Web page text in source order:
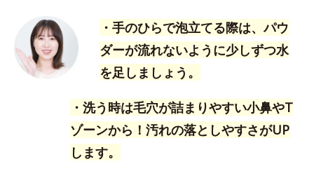
・手のひらで泡立てる際は、パウ
ダーが流れないように少しずつ水
を足しましょう。
・洗う時は毛穴が詰まりやすい小鼻やT
ゾーンから！汚れの落としやすさがUP
します。